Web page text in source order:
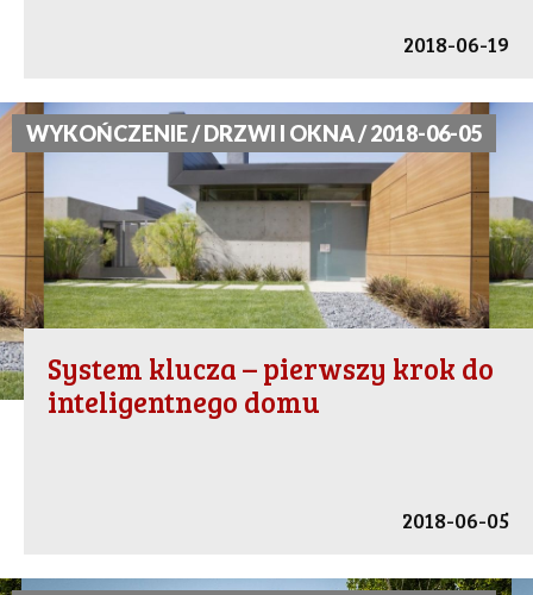
2018-06-19
WYKOŃCZENIE / DRZWI I OKNA / 2018-06-05
System klucza – pierwszy krok do
inteligentnego domu
2018-06-05